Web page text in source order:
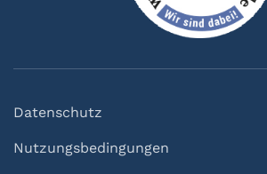
Datenschutz
Nutzungsbedingungen